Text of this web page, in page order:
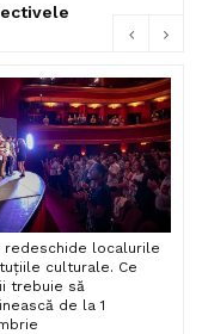
redeschide localurile
culturale. Ce
trebuie să
de la 1